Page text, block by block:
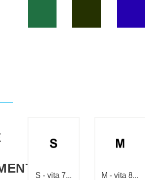
S - vita 7... M - vita 8...